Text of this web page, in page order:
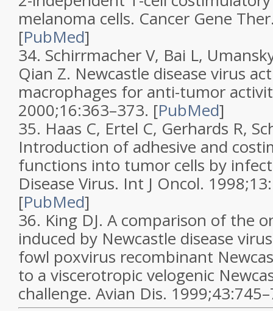
melanoma cells. Cancer Gene
[PubMed]
34. Schirrmacher V, Bai L,
Qian Z. Newcastle disease virus
macrophages for anti-tumor
2000;16:363–373. [PubMed]
35. Haas C, Ertel C, Gerhards R,
Introduction of adhesive and
functions into tumor cells by
Disease Virus. Int J Oncol. 1998;13
[PubMed]
36. King DJ. A comparison of the
induced by Newcastle disease
fowl poxvirus recombinant
to a viscerotropic velogenic
challenge. Avian Dis. 1999;43